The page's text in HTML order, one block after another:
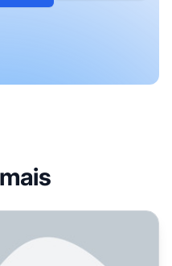
Buscas por IA: Como os